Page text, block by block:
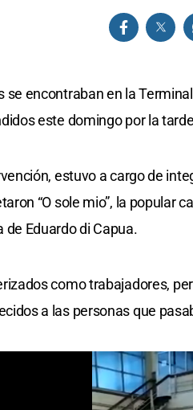
se encontraban en la
este domingo por la
estuvo a cargo de
“O sole mio”, la popular
de Eduardo di Capua.
como trabajadores,
a las personas que